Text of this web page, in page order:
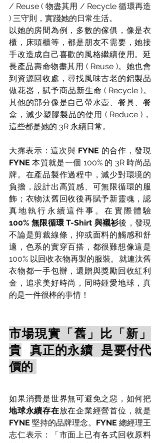
/ Reuse ( 物盡其用 / Recycle 循環再造
) 三守則，實踐她的日常生活。
以她的房間為例，多數的傢俱，像是衣
櫃，床頭櫃等，都是朋友不需要，她接
手改造成自己喜歡的風格繼續使用。延
長產品壽命物盡其用 ( Reuse )。她也會
到資源回收處，尋找風味古老的鋁製品
做花器，賦予商品新生命 ( Recycle )。
其他的部分像是自己帶水壺、餐具、餐
盒，減少塑膠製品的使用 ( Reduce )，
這些都是她的 3R 永續日常。
大霈表示：這次與 FYNE
FYNE 本質就是一個 100% 的 3R 時尚品
牌。在產品製作過程中，減少對環境的
負擔，設計出高質感、可無限循環的服
飾；衣物汰舊回收後再賦予新靈魂，認
100% 無限循環 T-Shirt 與襯衫後，發現
不論是剪裁線條，抑或面料的觸感和舒
適，色系的實穿百搭，都很難想像這是
100% 以回收衣物再製的服裝。就連汰舊
衣物都一手包辦，還贈與獎勵回收紅利
金，追求美好時尚，同時鍾愛地球，真
的是一件很棒的事情！
市場現實「舊」比「新」
貴
真正的永續  是要付代
價的
如果消費是世界無可避免之惡，如何把
地球永續存在
FYNE 堅持的品牌理念。 FYNE 總經理王
志仁表示：「市面上已有各式回收原料